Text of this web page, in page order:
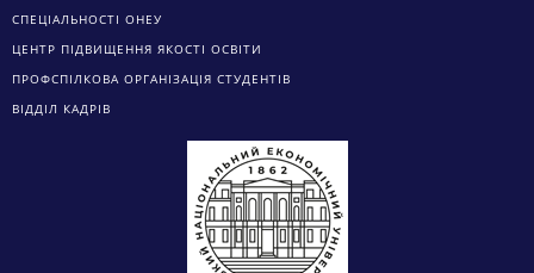
СПЕЦІАЛЬНОСТІ ОНЕУ
ЦЕНТР ПІДВИЩЕННЯ ЯКОСТІ ОСВІТИ
ПРОФСПІЛКОВА ОРГАНІЗАЦІЯ СТУДЕНТІВ
ВІДДІЛ КАДРІВ